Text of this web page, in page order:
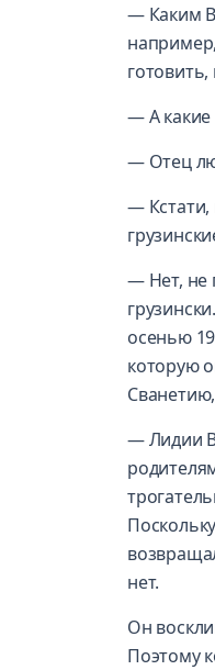
— Каким
— А какие
— Отец
— Кстати,
— Нет, не
осенью
которую
— Лидии
нет.
Он
Поэтому